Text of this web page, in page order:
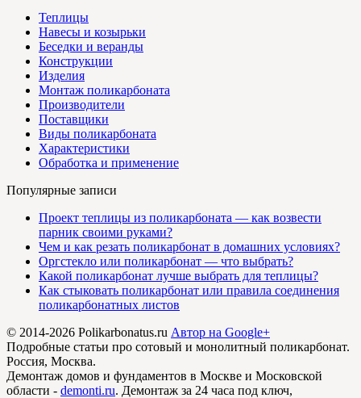
Теплицы
Навесы и козырьки
Беседки и веранды
Конструкции
Изделия
Монтаж поликарбоната
Производители
Поставщики
Виды поликарбоната
Характеристики
Обработка и применение
Популярные записи
Проект теплицы из поликарбоната — как возвести
парник своими руками?
Чем и как резать поликарбонат в домашних условиях?
Оргстекло или поликарбонат — что выбрать?
Какой поликарбонат лучше выбрать для теплицы?
Как стыковать поликарбонат или правила соединения
поликарбонатных листов
© 2014-2026 Polikarbonatus.ru Автор на Google+
Подробные статьи про сотовый и монолитный поликарбонат.
Россия, Москва.
Демонтаж домов и фундаментов в Москве и Московской
области - demonti.ru. Демонтаж за 24 часа под ключ,